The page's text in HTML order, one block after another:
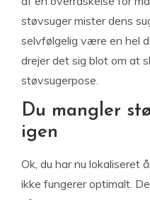
støvsuger mister dens
selvfølgelig være en hel
drejer det sig blot om at
støvsugerpose.
Du mangler
igen
Ok, du har nu lokaliseret
ikke fungerer optimalt.